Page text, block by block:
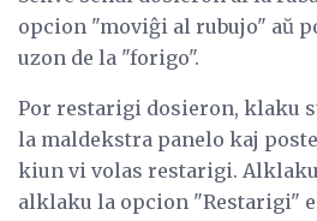
opcion "moviĝi al rubujo" aŭ
uzon de la "forigo".
Por restarigi dosieron, klaku
la maldekstra panelo kaj
kiun vi volas restarigi.
alklaku la opcion "Restarigi"